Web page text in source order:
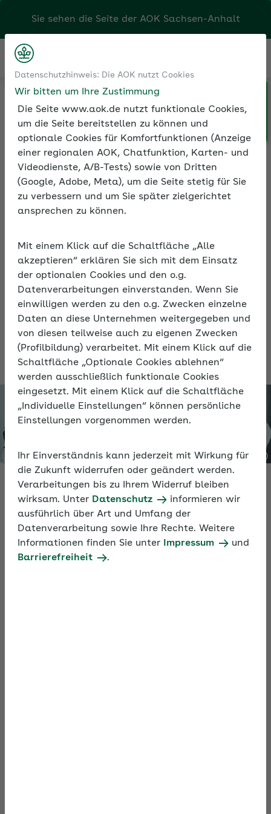
Datenschutzhinweis: Die AOK nutzt Cookies
Wir bitten um Ihre Zustimmung
Die Seite www.aok.de nutzt funktionale Cookies,
um die Seite bereitstellen zu können und
optionale Cookies für Komfortfunktionen (Anzeige
einer regionalen AOK, Chatfunktion, Karten- und
Videodienste, A/B-Tests) sowie von Dritten
(Google, Adobe, Meta), um die Seite stetig für Sie
zu verbessern und um Sie später zielgerichtet
ansprechen zu können.
Mit einem Klick auf die Schaltfläche „Alle
akzeptieren“ erklären Sie sich mit dem Einsatz
der optionalen Cookies und den o.g.
Datenverarbeitungen einverstanden. Wenn Sie
einwilligen werden zu den o.g. Zwecken einzelne
Daten an diese Unternehmen weitergegeben und
von diesen teilweise auch zu eigenen Zwecken
(Profilbildung) verarbeitet. Mit einem Klick auf die
Schaltfläche „Optionale Cookies ablehnen“
werden ausschließlich funktionale Cookies
eingesetzt. Mit einem Klick auf die Schaltfläche
„Individuelle Einstellungen“ können persönliche
Einstellungen vorgenommen werden.
Ihr Einverständnis kann jederzeit mit Wirkung für
die Zukunft widerrufen oder geändert werden.
Verarbeitungen bis zu Ihrem Widerruf bleiben
wirksam. Unter Datenschutz
informieren wir
ausführlich über Art und Umfang der
Datenverarbeitung sowie Ihre Rechte. Weitere
Informationen finden Sie unter
Impressum
und
Barrierefreiheit
.
KontaktMenü
Klicken Sie hier, wenn Sie Ihre
AOK/Region wechseln möchten.
Seminare
Seminarvideos
Gesundheitsförderung
erreichen – Ein starkes Team durch Erfolgsorientierung
Seminarvideo: Ziele
erreichen – Ein starkes
Team durch
Erfolgsorientierung
Mitarbeitenden, die motiviert zum
gemeinsamen Gelingen beitragen. Damit
das gelingt, können Führungskräfte
Impulse aus der Positiven Psychologie und
Methoden zur Zieleplanung einsetzen.
Video
Ziele erreichen: Ein starkes Team durch
Erfolgsorientierung